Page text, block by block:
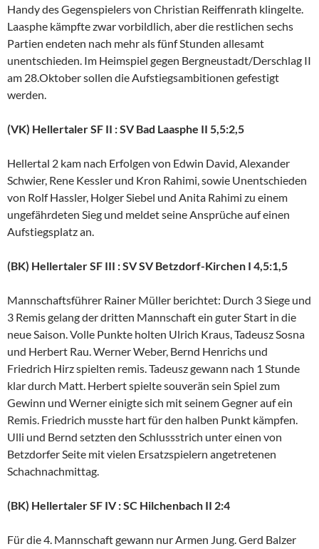
Handy des Gegenspielers von Christian Reiffenrath klingelte.
Laasphe kämpfte zwar vorbildlich, aber die restlichen sechs
Partien endeten nach mehr als fünf Stunden allesamt
unentschieden. Im Heimspiel gegen Bergneustadt/Derschlag II
am 28.Oktober sollen die Aufstiegsambitionen gefestigt
werden.
(VK) Hellertaler SF II : SV Bad Laasphe II 5,5:2,5
Hellertal 2 kam nach Erfolgen von Edwin David, Alexander
Schwier, Rene Kessler und Kron Rahimi, sowie Unentschieden
von Rolf Hassler, Holger Siebel und Anita Rahimi zu einem
ungefährdeten Sieg und meldet seine Ansprüche auf einen
Aufstiegsplatz an.
(BK) Hellertaler SF III : SV SV Betzdorf-Kirchen I 4,5:1,5
Mannschaftsführer Rainer Müller berichtet: Durch 3 Siege und
3 Remis gelang der dritten Mannschaft ein guter Start in die
neue Saison. Volle Punkte holten Ulrich Kraus, Tadeusz Sosna
und Herbert Rau. Werner Weber, Bernd Henrichs und
Friedrich Hirz spielten remis. Tadeusz gewann nach 1 Stunde
klar durch Matt. Herbert spielte souverän sein Spiel zum
Gewinn und Werner einigte sich mit seinem Gegner auf ein
Remis. Friedrich musste hart für den halben Punkt kämpfen.
Ulli und Bernd setzten den Schlussstrich unter einen von
Betzdorfer Seite mit vielen Ersatzspielern angetretenen
Schachnachmittag.
(BK) Hellertaler SF IV : SC Hilchenbach II 2:4
Für die 4. Mannschaft gewann nur Armen Jung. Gerd Balzer